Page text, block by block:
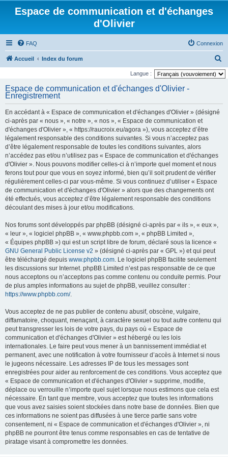
Espace de communication et d'échanges
d'Olivier
FAQ Connexion
Accueil Index du forum
e
Langue :
Espace de communication et d'échanges d'Olivier -
Enregistrement
En accédant à « Espace de communication et d'échanges d'Olivier » (désigné
ci-après par « nous », « notre », « nos », « Espace de communication et
d'échanges d'Olivier », « https://raucroix.eu/agora »), vous acceptez d’être
légalement responsable des conditions suivantes. Si vous n’acceptez pas
d’être légalement responsable de toutes les conditions suivantes, alors
n’accédez pas et/ou n’utilisez pas « Espace de communication et d'échanges
d'Olivier ». Nous pouvons modifier celles-ci à n’importe quel moment et nous
ferons tout pour que vous en soyez informé, bien qu’il soit prudent de vérifier
régulièrement celles-ci par vous-même. Si vous continuez d’utiliser « Espace
de communication et d'échanges d'Olivier » alors que des changements ont
été effectués, vous acceptez d’être légalement responsable des conditions
découlant des mises à jour et/ou modifications.
Nos forums sont développés par phpBB (désigné ci-après par « ils », « eux »,
« leur », « logiciel phpBB », « www.phpbb.com », « phpBB Limited »,
« Équipes phpBB ») qui est un script libre de forum, déclaré sous la licence «
GNU General Public License v2 » (désigné ci-après par « GPL ») et qui peut
être téléchargé depuis www.phpbb.com. Le logiciel phpBB facilite seulement
les discussions sur Internet. phpBB Limited n’est pas responsable de ce que
nous acceptons ou n’acceptons pas comme contenu ou conduite permis. Pour
de plus amples informations au sujet de phpBB, veuillez consulter :
https://www.phpbb.com/.
Vous acceptez de ne pas publier de contenu abusif, obscène, vulgaire,
diffamatoire, choquant, menaçant, à caractère sexuel ou tout autre contenu qui
peut transgresser les lois de votre pays, du pays où « Espace de
communication et d'échanges d'Olivier » est hébergé ou les lois
internationales. Le faire peut vous mener à un bannissement immédiat et
permanent, avec une notification à votre fournisseur d’accès à Internet si nous
le jugeons nécessaire. Les adresses IP de tous les messages sont
enregistrées pour aider au renforcement de ces conditions. Vous acceptez que
« Espace de communication et d'échanges d'Olivier » supprime, modifie,
déplace ou verrouille n’importe quel sujet lorsque nous estimons que cela est
nécessaire. En tant que membre, vous acceptez que toutes les informations
que vous avez saisies soient stockées dans notre base de données. Bien que
ces informations ne soient pas diffusées à une tierce partie sans votre
consentement, ni « Espace de communication et d'échanges d'Olivier », ni
phpBB ne pourront être tenus comme responsables en cas de tentative de
piratage visant à compromettre les données.